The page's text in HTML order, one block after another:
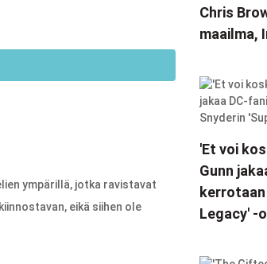
ympärillä, jotka ravistavat
eikä siihen ole
Chris
maailma,
'Et voi
Gunn
kerrotaan
Legacy' -